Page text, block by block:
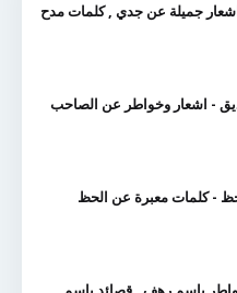
جميلة عن جدي , كلمات مدح
- اشعار وخواطر عن الصاحب
- كلمات معبرة عن الحظ